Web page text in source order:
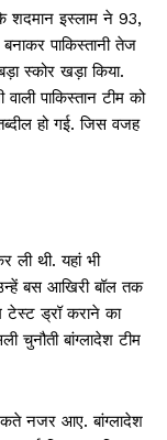
शदमान इस्लाम ने 93,
पाकिस्तानी तेज
स्कोर खड़ा किया.
पाकिस्तान टीम को
हो गई. जिस वजह
ली थी. यहां भी
बस आखिरी बॉल तक
ड्रॉ कराने का
चुनौती बांग्लादेश टीम
नजर आए. बांग्लादेश